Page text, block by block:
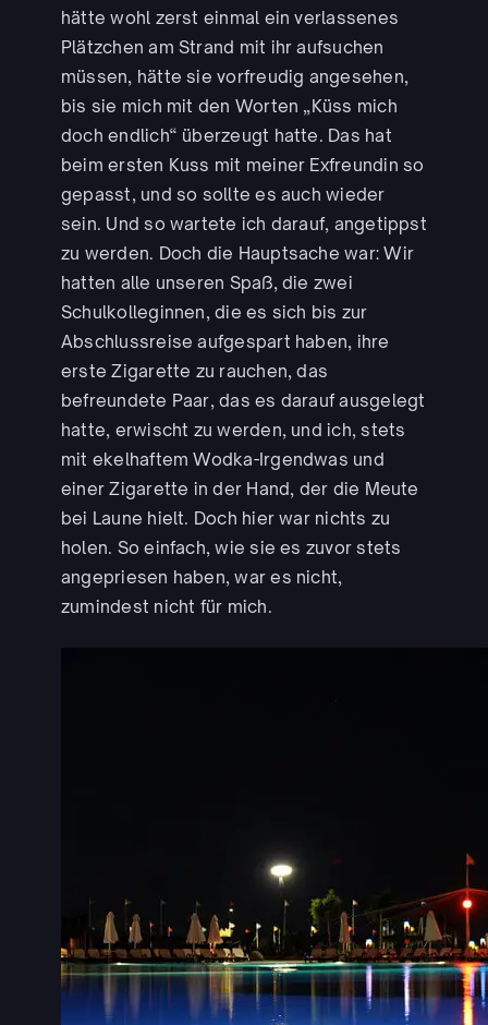
hätte wohl zerst einmal ein verlassenes
Plätzchen am Strand mit ihr aufsuchen
müssen, hätte sie vorfreudig angesehen,
bis sie mich mit den Worten „Küss mich
doch endlich“ überzeugt hatte. Das hat
beim ersten Kuss mit meiner Exfreundin so
gepasst, und so sollte es auch wieder
sein. Und so wartete ich darauf, angetippst
zu werden. Doch die Hauptsache war: Wir
hatten alle unseren Spaß, die zwei
Schulkolleginnen, die es sich bis zur
Abschlussreise aufgespart haben, ihre
erste Zigarette zu rauchen, das
befreundete Paar, das es darauf ausgelegt
hatte, erwischt zu werden, und ich, stets
mit ekelhaftem Wodka-Irgendwas und
einer Zigarette in der Hand, der die Meute
bei Laune hielt. Doch hier war nichts zu
holen. So einfach, wie sie es zuvor stets
angepriesen haben, war es nicht,
zumindest nicht für mich.